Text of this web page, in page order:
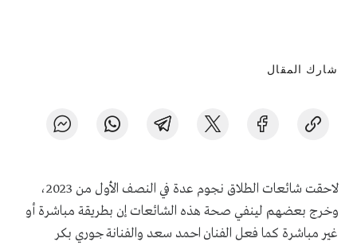
شارك المقال
لاحقت شائعات الطلاق نجوم عدة في النصف الأول من 2023،
وخرج بعضهم لينفي صحة هذه الشائعات إن بطريقة مباشرة أو
غير مباشرة كما فعل الفنان احمد سعد والفنانة جوري بكر